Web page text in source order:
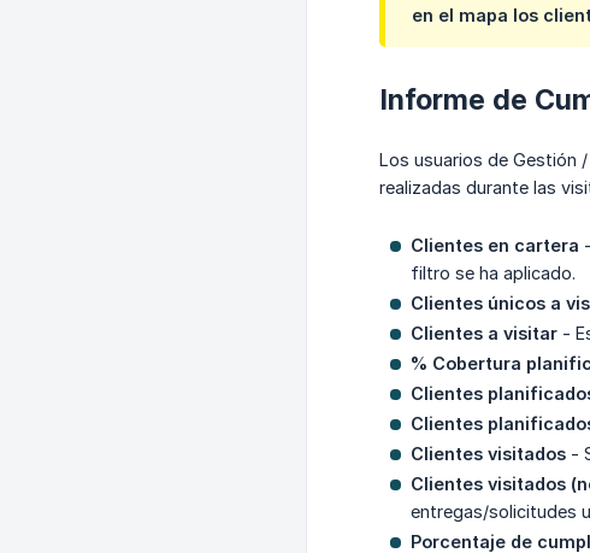
en el mapa los
Informe de
Los usuarios de Gestión
realizadas durante las
Clientes en cartera
filtro se ha aplicado.
Clientes únicos a
Clientes a visitar -
% Cobertura
Clientes
Clientes
Clientes visitados -
Clientes visitados
entregas/solicitudes
Porcentaje de